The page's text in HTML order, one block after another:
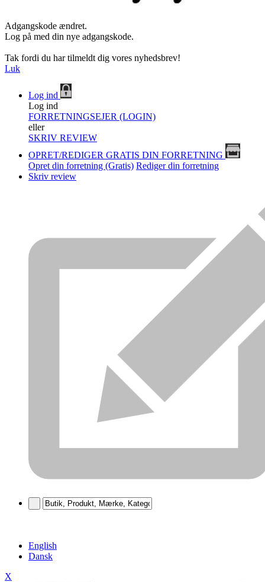
Adgangskode ændret.
Log på med din nye adgangskode.
Tak fordi du har tilmeldt dig vores nyhedsbrev!
Luk
Log ind
Log ind
FORRETNINGSEJER (LOGIN)
eller
SKRIV REVIEW
OPRET/REDIGER GRATIS DIN FORRETNING
Opret din forretning (Gratis) Rediger din forretning
Skriv review
English
Dansk
X